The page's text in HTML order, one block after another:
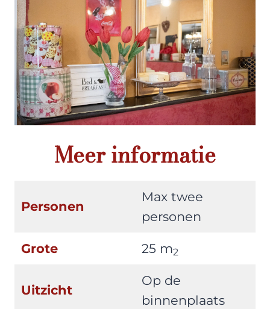
Meer informatie
Personen
Max twee
personen
Grote 25 m2
Uitzicht
Op de
binnenplaats